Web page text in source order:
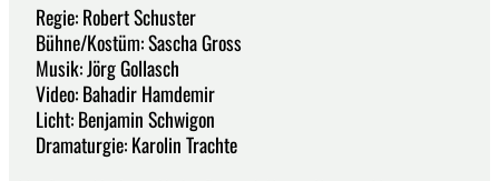
Regie: Robert Schuster
Bühne/Kostüm: Sascha Gross
Musik: Jörg Gollasch
Video: Bahadir Hamdemir
Licht: Benjamin Schwigon
Dramaturgie: Karolin Trachte